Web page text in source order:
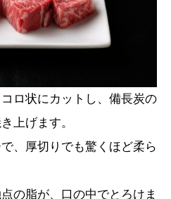
ロ状にカットし、備長炭の
上げます。
、厚切りでも驚くほど柔ら
の脂が、口の中でとろけま